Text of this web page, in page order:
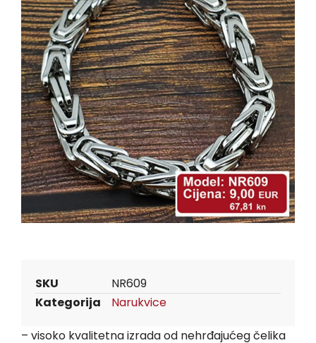
SKU NR609
Kategorija Narukvice
– visoko kvalitetna izrada od nehrđajućeg čelika